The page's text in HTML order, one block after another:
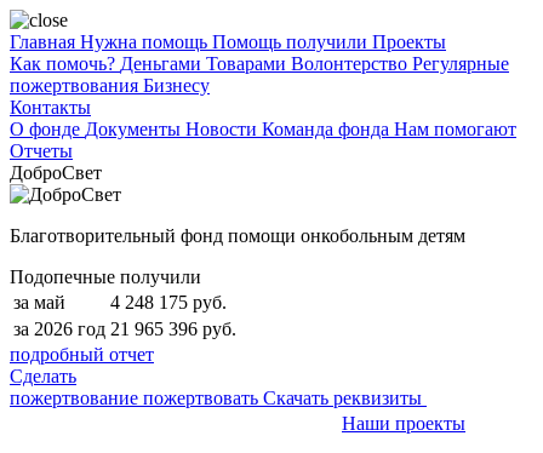
Главная Нужна помощь Помощь получили Проекты
Как помочь? Деньгами Товарами Волонтерство Регулярные
пожертвования Бизнесу
Контакты
О фонде Документы Новости Команда фонда Нам помогают
Отчеты
ДоброСвет
Благотворительный фонд помощи онкобольным детям
Подопечные получили
за май
4 248 175 руб.
за 2026 год 21 965 396 руб.
подробный отчет
Сделать
пожертвование пожертвовать Скачать реквизиты
Наши проекты